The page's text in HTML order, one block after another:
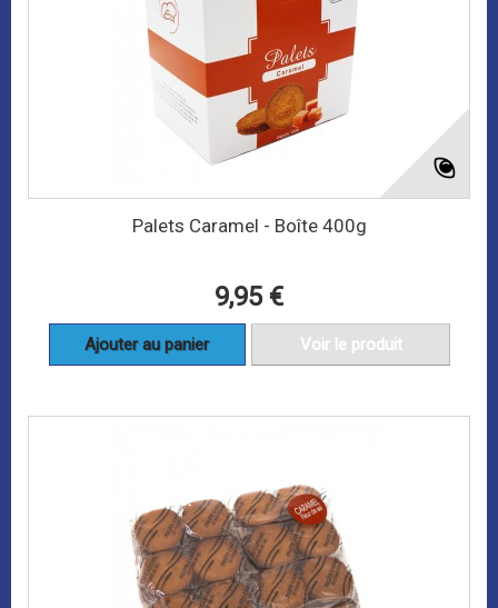
Palets Caramel - Boîte 400g
9,95 €
Ajouter au panier Voir le produit